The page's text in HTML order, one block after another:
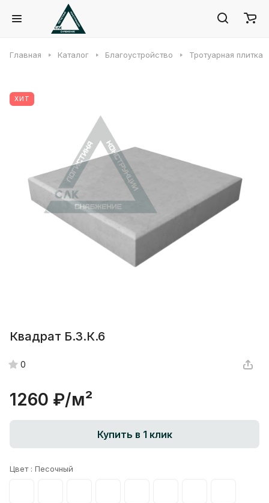
Главная Каталог Благоустройство Тротуарная плитка
ХИТ
Квадрат Б.3.К.6
0
1260 ₽/м²
Купить в 1 клик
Цвет : Песочный